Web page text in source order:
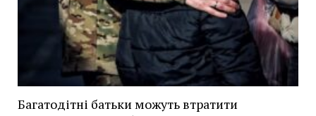
Багатодітні батьки можуть втратити